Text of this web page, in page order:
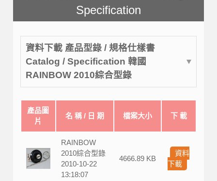
Specification
資料下載 產品型錄 / 規格仕樣書
Catalog / Specification 韓國
RAINBOW 2010綜合型錄
產品圖
片
名 稱 / 日 期 檔案大小 下 載
RAINBOW
2010綜合型錄
2010-10-22
13:18:07
4666.89 KB
資料
下載